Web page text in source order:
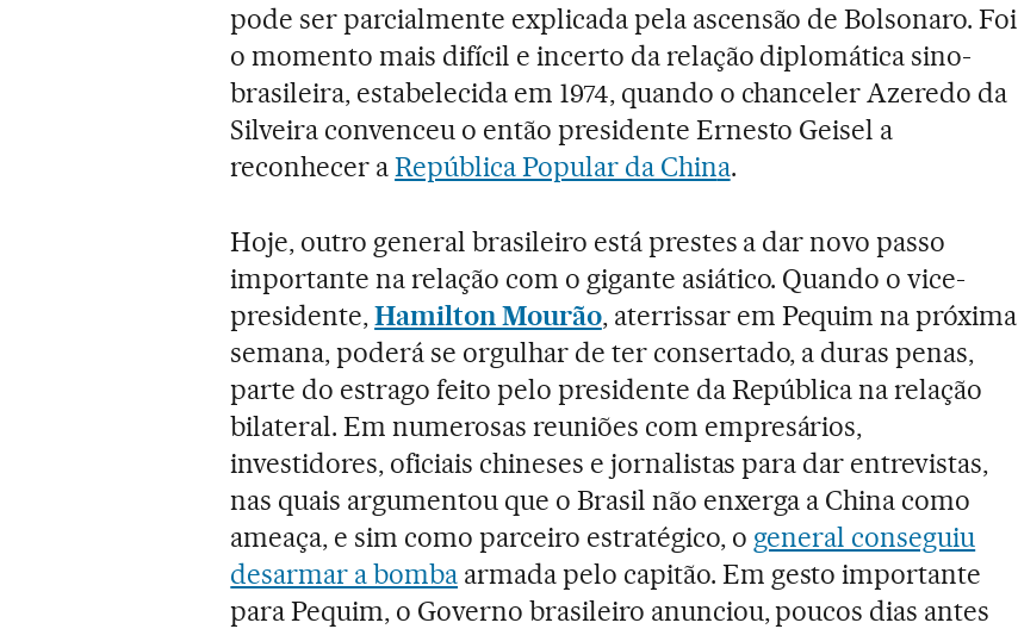
pode ser parcialmente explicada pela ascensão de Bolsonaro. Foi
o momento mais difícil e incerto da relação diplomática sino-
brasileira, estabelecida em 1974, quando o chanceler Azeredo da
Silveira convenceu o então presidente Ernesto Geisel a
reconhecer aRepública Popular da China.
Hoje, outro general brasileiro está prestes a dar novo passo
importante na relação com o gigante asiático. Quando o vice-
presidente,Hamilton Mourão, aterrissar em Pequim na próxima
semana, poderá se orgulhar de ter consertado, a duras penas,
parte do estrago feito pelo presidente da República na relação
bilateral. Em numerosas reuniões com empresários,
investidores, oficiais chineses e jornalistas para dar entrevistas,
nas quais argumentou que o Brasil não enxerga a China como
ameaça, e sim como parceiro estratégico, o general conseguiu
desarmar a bomba armada pelo capitão. Em gesto importante
para Pequim, o Governo brasileiro anunciou, poucos dias antes